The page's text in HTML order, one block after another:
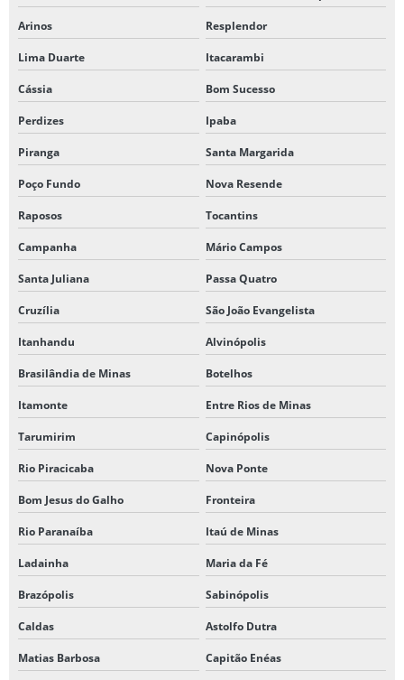
Arinos Resplendor
Lima Duarte Itacarambi
Cássia Bom Sucesso
Perdizes Ipaba
Piranga Santa Margarida
Poço Fundo Nova Resende
Raposos Tocantins
Campanha Mário Campos
Santa Juliana Passa Quatro
Cruzília São João Evangelista
Itanhandu Alvinópolis
Brasilândia de Minas Botelhos
Itamonte Entre Rios de Minas
Tarumirim Capinópolis
Rio Piracicaba Nova Ponte
Bom Jesus do Galho Fronteira
Rio Paranaíba Itaú de Minas
Ladainha Maria da Fé
Brazópolis Sabinópolis
Caldas Astolfo Dutra
Matias Barbosa Capitão Enéas